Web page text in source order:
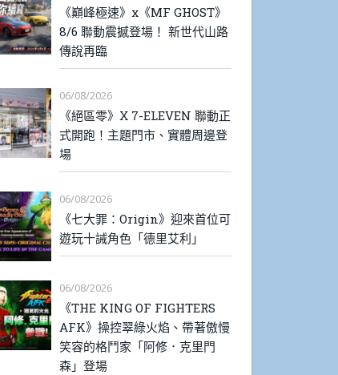
《巔峰極速》x《MF GHOST》
8/6 聯動震撼登場！ 新世代山路
傳說再臨
06/08/2026
《絕區零》X 7-ELEVEN 聯動正
式開跑！主題門市、實體周邊登
場
06/08/2026
《七大罪：Origin》迎來首位可
遊玩十誡角色「德里艾利」
06/08/2026
《THE KING OF FIGHTERS
AFK》操控翠綠火焰、帶著傲慢
笑容的格鬥家「阿修．克里門
森」登場